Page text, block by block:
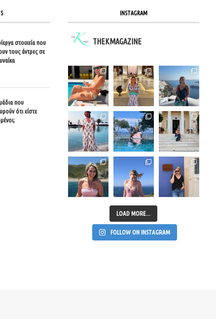
στοιχεία που
τους άντρες σε
που
ότι είστε
INSTAGRAM
THEKMAGAZINE
LOAD MORE...
FOLLOW ON INSTAGRAM